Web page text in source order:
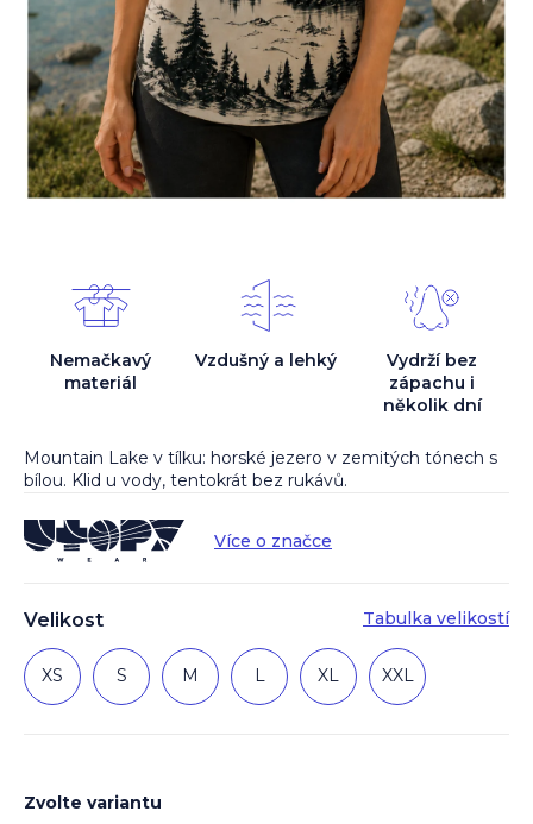
Velikost Tabulka velikostí
XS S M L XL XXL
Mountain Lake v tílku: horské jezero v zemitých tónech s
bílou. Klid u vody, tentokrát bez rukávů.
Více o značce
Nemačkavý
materiál
Vzdušný a lehký
Vydrží bez
zápachu i
několik dní
Zvolte variantu